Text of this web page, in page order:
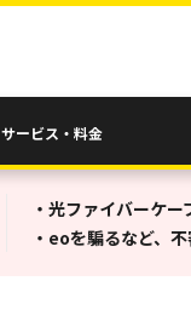
サービス・料金
・光ファイバーケ
・eoを騙るなど、